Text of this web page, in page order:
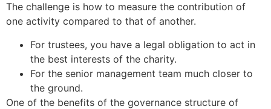
Sri Kolluri Satyanarayana
The challenge is how to measure the contribution of
one activity compared to that of another.
For trustees, you have a legal obligation to act in
the best interests of the charity.
For the senior management team much closer to
the ground.
One of the benefits of the governance structure of